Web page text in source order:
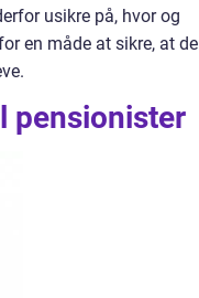
usikre på, hvor og
en måde at sikre, at de
pensionister